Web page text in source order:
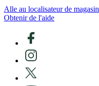
Alle au localisateur de magasin
Obtenir de l'aide